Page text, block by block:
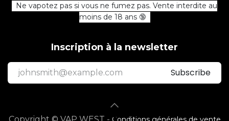
Ne vapotez pas si vous ne fumez pas. Vente interdite au
moins de 18 ans 🔞
Inscription à la newsletter
Subscribe